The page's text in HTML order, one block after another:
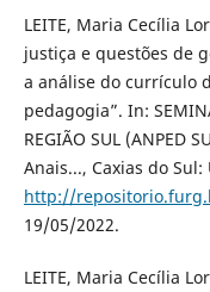
LEITE, Maria Cecília
justiça e questões de
a análise do currículo
pedagogia”. In:
REGIÃO SUL (ANPED
Anais..., Caxias do Sul:
http://
19/05/2022.
LEITE, Maria Cecília